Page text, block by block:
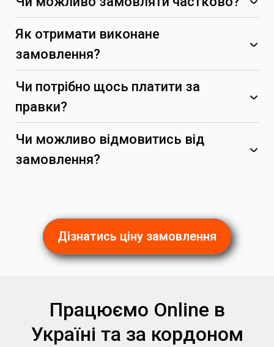
Як отримати виконане
замовлення?
Чи потрібно щось платити за
правки?
Чи можливо відмовитись від
замовлення?
Дізнатись ціну замовлення
Працюємо Online в
Україні та за кордоном